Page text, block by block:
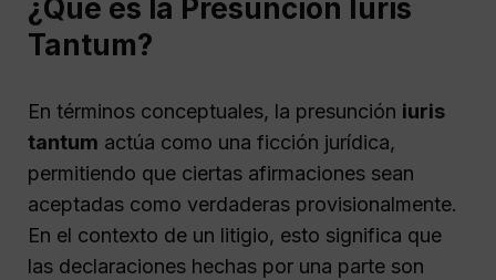
¿Qué es la Presunción Iuris
Tantum?
En términos conceptuales, la presunción iuris
tantum actúa como una ficción jurídica,
permitiendo que ciertas afirmaciones sean
aceptadas como verdaderas provisionalmente.
En el contexto de un litigio, esto significa que
las declaraciones hechas por una parte son